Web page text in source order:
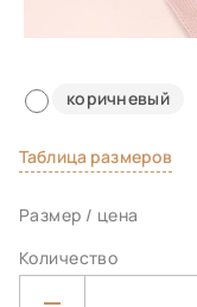
коричневый
Таблица размеров
Размер / цена
Количество